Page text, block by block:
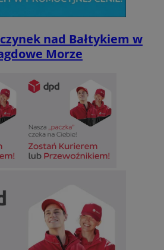
nad Bałtykiem w
Morze
CookieScript
sosnowiecki.pl